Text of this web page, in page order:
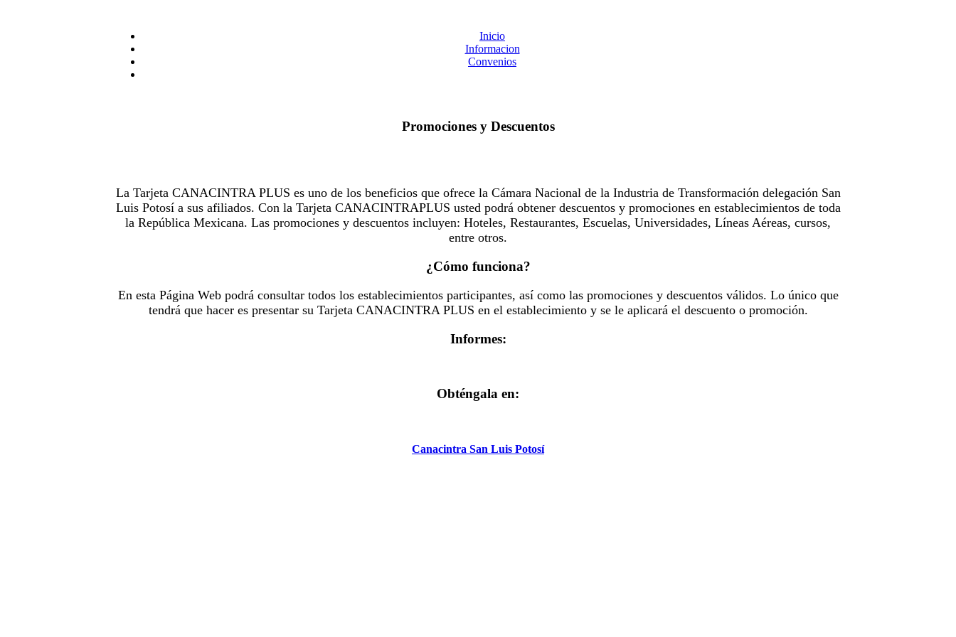
Inicio
Informacion
Convenios
Promociones y Descuentos
La Tarjeta CANACINTRA PLUS es uno de los beneficios que ofrece la Cámara Nacional de la Industria de Transformación delegación San
Luis Potosí a sus afiliados. Con la Tarjeta CANACINTRAPLUS usted podrá obtener descuentos y promociones en establecimientos de toda
la República Mexicana. Las promociones y descuentos incluyen: Hoteles, Restaurantes, Escuelas, Universidades, Líneas Aéreas, cursos,
entre otros.
¿Cómo funciona?
En esta Página Web podrá consultar todos los establecimientos participantes, así como las promociones y descuentos válidos. Lo único que
tendrá que hacer es presentar su Tarjeta CANACINTRA PLUS en el establecimiento y se le aplicará el descuento o promoción.
Informes:
Obténgala en:
Canacintra San Luis Potosí